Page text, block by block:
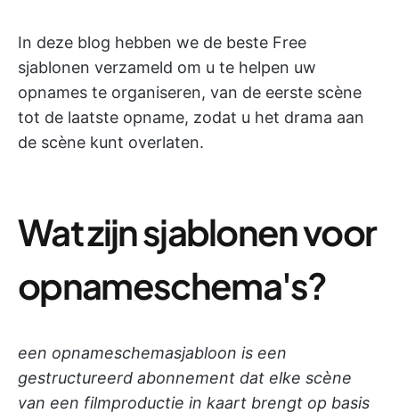
In deze blog hebben we de beste Free
sjablonen verzameld om u te helpen uw
opnames te organiseren, van de eerste scène
tot de laatste opname, zodat u het drama aan
de scène kunt overlaten.
Wat zijn sjablonen voor
opnameschema's?
een opnameschemasjabloon is een
gestructureerd abonnement dat elke scène
van een filmproductie in kaart brengt op basis